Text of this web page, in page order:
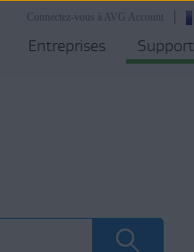
Connectez-vous à AVG Account
Entreprises Support